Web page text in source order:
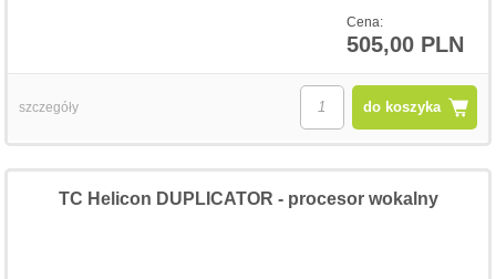
Cena:
505,00 PLN
do koszyka
szczegóły
TC Helicon DUPLICATOR - procesor wokalny